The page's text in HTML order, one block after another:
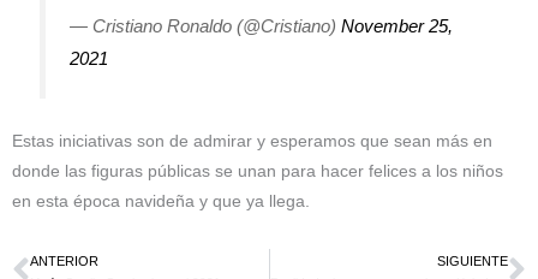
— Cristiano Ronaldo (@Cristiano) November 25,
2021
Estas iniciativas son de admirar y esperamos que sean más en
donde las figuras públicas se unan para hacer felices a los niños
en esta época navideña y que ya llega.
ANTERIOR SIGUIENTE